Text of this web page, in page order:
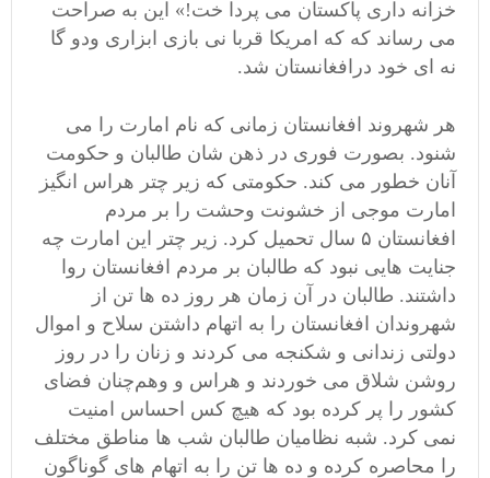
خزانه داری پاکستان می پردا خت!» این به صراحت
می رساند که که امریکا قربا نی بازی ابزاری ودو گا
نه ای خود درافغانستان شد.
هر شهروند افغانستان زمانی که نام امارت را می
شنود. بصورت فوری در ذهن شان طالبان و حکومت
آنان خطور می کند. حکومتی که زیر چتر هراس انگیز
امارت موجی از خشونت وحشت را بر مردم
افغانستان ۵ سال تحمیل کرد. زیر چتر این امارت چه
جنایت هایی نبود که طالبان بر مردم افغانستان روا
داشتند. طالبان در آن زمان هر روز ده ها تن از
شهروندان افغانستان را به اتهام داشتن سلاح و اموال
دولتی زندانی و شکنجه می کردند و زنان را در روز
روشن شلاق می خوردند و هراس و وهم‌چنان فضای
کشور را پر کرده بود که هیچ کس احساس امنیت
نمی کرد‌. شبه نظامیان طالبان شب ها مناطق مختلف
را محاصره کرده و ده ها تن را به اتهام های گوناگون